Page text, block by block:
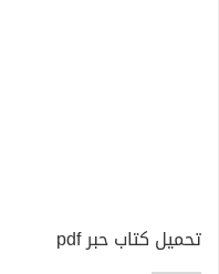
تحميل كتاب حبر pdf